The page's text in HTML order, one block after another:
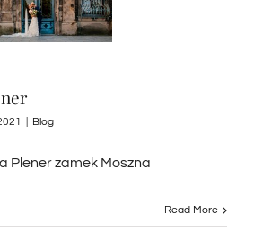
Blog
Plener zamek Moszna
Read More